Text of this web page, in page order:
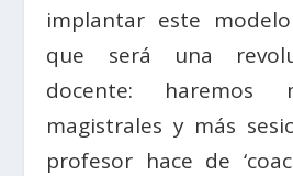
implantar este
que será una
docente: haremos
magistrales y más
profesor hace de